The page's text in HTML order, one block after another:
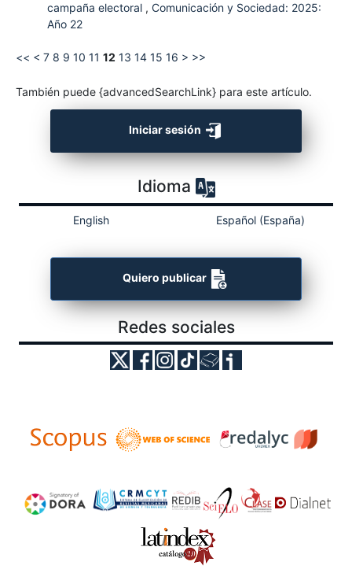
campaña electoral , Comunicación y Sociedad: 2025:
Año 22
<< < 7 8 9 10 11 12 13 14 15 16 > >>
También puede {advancedSearchLink} para este artículo.
Iniciar sesión
Idioma
English Español (España)
Quiero publicar
Redes sociales